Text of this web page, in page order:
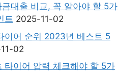
금대출 비교, 꼭 알아야 할 5가
트 2025-11-02
이어 순위 2023년 베스트 5
02
타이어 압력 체크해야 할 5가